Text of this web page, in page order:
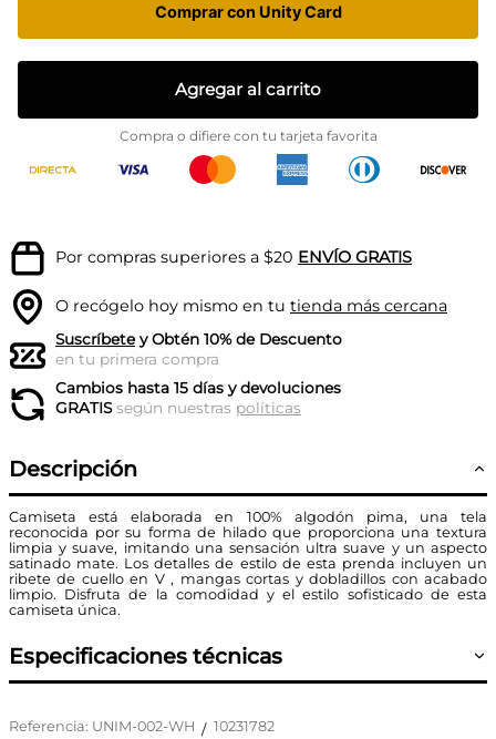
Comprar con Unity Card
Agregar al carrito
Compra o difiere con tu tarjeta favorita
Por compras superiores a $20 ENVÍO GRATIS
O recógelo hoy mismo en tu tienda más cercana
Suscríbetey Obtén 10% de Descuento
en tu primera compra
Cambios hasta 15 días y devoluciones
GRATISsegún nuestras políticas
Descripción
Camiseta está elaborada en 100% algodón pima, una tela
reconocida por su forma de hilado que proporciona una textura
limpia y suave, imitando una sensación ultra suave y un aspecto
satinado mate. Los detalles de estilo de esta prenda incluyen un
ribete de cuello en V , mangas cortas y dobladillos con acabado
limpio. Disfruta de la comodidad y el estilo sofisticado de esta
camiseta única.
Especificaciones técnicas
Referencia: UNIM-002-WH / 10231782